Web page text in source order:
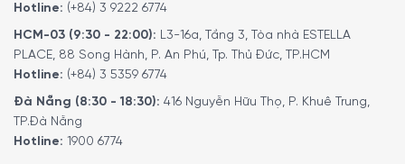
Quý vị hãy gọi điện trực tiếp vào Hotline:
để
nhận được những tư vấn chi tiết và đặt mua sản phẩm.
Hotline: (+84) 3 9222 6774
HCM-03 (9:30 - 22:00): L3-16a, Tầng 3, Tòa nhà ESTELLA
PLACE, 88 Song Hành, P. An Phú, Tp. Thủ Đức, TP.HCM
Hotline: (+84) 3 5359 6774
Đà Nẵng (8:30 - 18:30): 416 Nguyễn Hữu Thọ, P. Khuê Trung,
TP.Đà Nẵng
Hotline: 1900 6774